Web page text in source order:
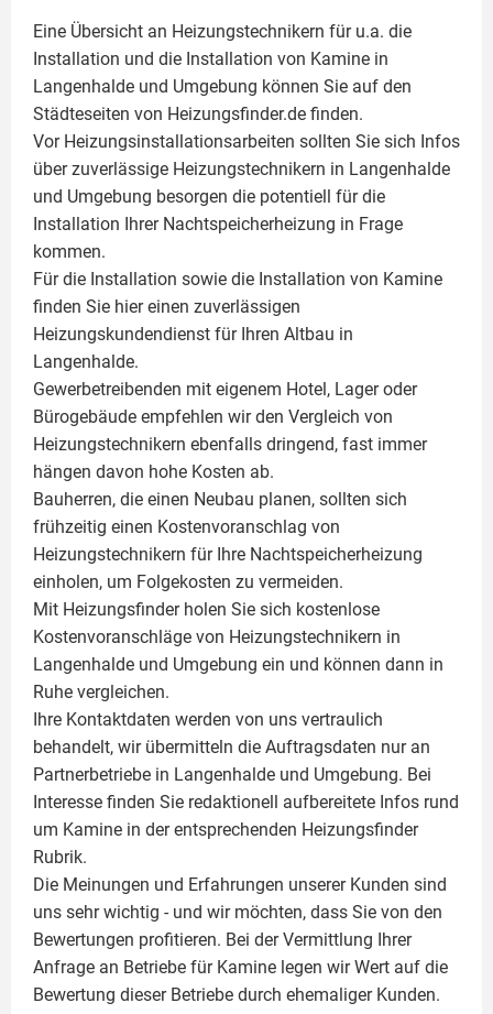
Eine Übersicht an Heizungstechnikern für u.a. die
Installation und die Installation von Kamine in
Langenhalde und Umgebung können Sie auf den
Städteseiten von Heizungsfinder.de finden.
Vor Heizungsinstallationsarbeiten sollten Sie sich Infos
über zuverlässige Heizungstechnikern in Langenhalde
und Umgebung besorgen die potentiell für die
Installation Ihrer Nachtspeicherheizung in Frage
kommen.
Für die Installation sowie die Installation von Kamine
finden Sie hier einen zuverlässigen
Heizungskundendienst für Ihren Altbau in
Langenhalde.
Gewerbetreibenden mit eigenem Hotel, Lager oder
Bürogebäude empfehlen wir den Vergleich von
Heizungstechnikern ebenfalls dringend, fast immer
hängen davon hohe Kosten ab.
Bauherren, die einen Neubau planen, sollten sich
frühzeitig einen Kostenvoranschlag von
Heizungstechnikern für Ihre Nachtspeicherheizung
einholen, um Folgekosten zu vermeiden.
Mit Heizungsfinder holen Sie sich kostenlose
Kostenvoranschläge von Heizungstechnikern in
Langenhalde und Umgebung ein und können dann in
Ruhe vergleichen.
Ihre Kontaktdaten werden von uns vertraulich
behandelt, wir übermitteln die Auftragsdaten nur an
Partnerbetriebe in Langenhalde und Umgebung. Bei
Interesse finden Sie redaktionell aufbereitete Infos rund
um Kamine in der entsprechenden Heizungsfinder
Rubrik.
Die Meinungen und Erfahrungen unserer Kunden sind
uns sehr wichtig - und wir möchten, dass Sie von den
Bewertungen profitieren. Bei der Vermittlung Ihrer
Anfrage an Betriebe für Kamine legen wir Wert auf die
Bewertung dieser Betriebe durch ehemaliger Kunden.